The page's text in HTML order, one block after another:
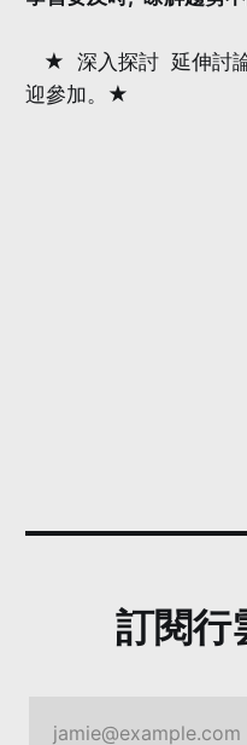
★ 深入探討 延伸討
迎參加。★
訂閱行
jamie@example.com